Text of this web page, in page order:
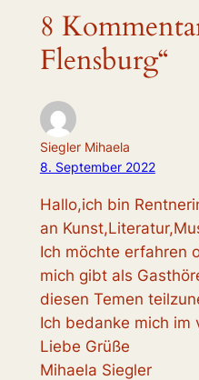
8
Flensburg“
Siegler Mihaela
8. September 2022
Hallo,ich bin
an
Ich möchte erfahren
mich gibt als
diesen Temen
Ich bedanke mich im
Liebe Grüße
Mihaela Siegler